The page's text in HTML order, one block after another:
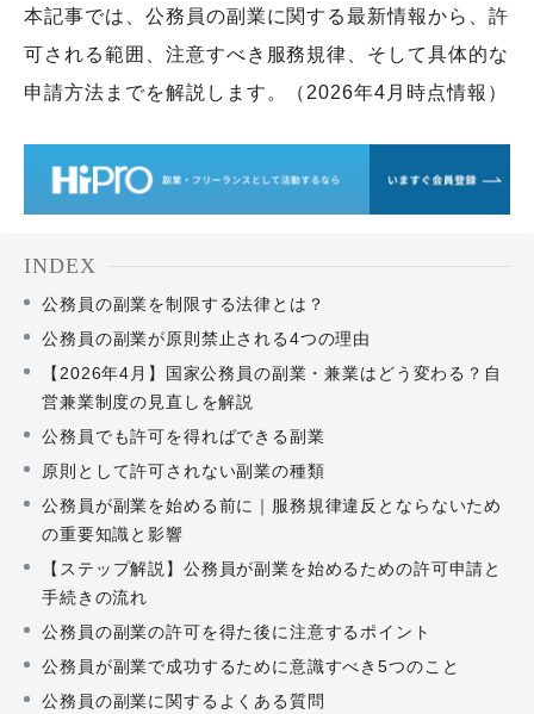
本記事では、公務員の副業に関する最新情報から、許
可される範囲、注意すべき服務規律、そして具体的な
申請方法までを解説します。（2026年4月時点情報）
INDEX
公務員の副業を制限する法律とは？
公務員の副業が原則禁止される4つの理由
【2026年4月】国家公務員の副業・兼業はどう変わる？自
営兼業制度の見直しを解説
公務員でも許可を得ればできる副業
原則として許可されない副業の種類
公務員が副業を始める前に｜服務規律違反とならないため
の重要知識と影響
【ステップ解説】公務員が副業を始めるための許可申請と
手続きの流れ
公務員の副業の許可を得た後に注意するポイント
公務員が副業で成功するために意識すべき5つのこと
公務員の副業に関するよくある質問